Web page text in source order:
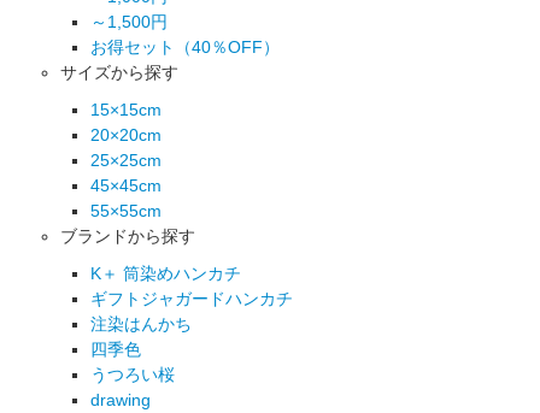
～1,500円
お得セット（40％OFF）
サイズから探す
15×15cm
20×20cm
25×25cm
45×45cm
55×55cm
ブランドから探す
K＋ 筒染めハンカチ
ギフトジャガードハンカチ
注染はんかち
四季色
うつろい桜
drawing